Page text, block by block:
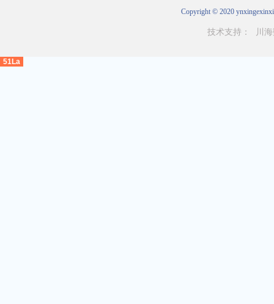
Copyright © 2020
技术支持： 川
51La